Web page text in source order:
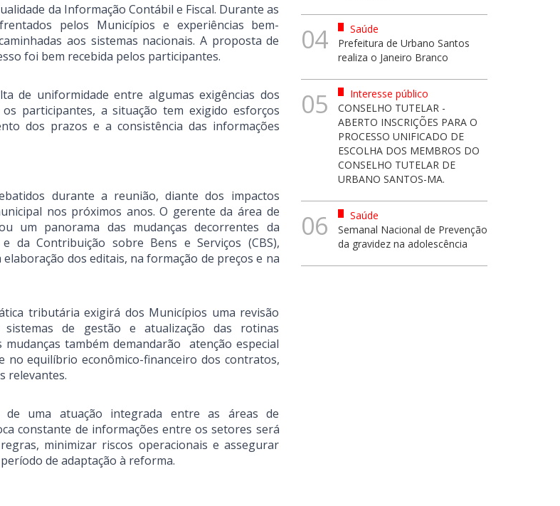
da Informação Contábil e Fiscal. Durante as
pelos Municípios e experiências bem-
aos sistemas nacionais. A proposta de
foi bem recebida pelos participantes.
de uniformidade entre algumas exigências dos
participantes, a situação tem exigido esforços
dos prazos e a consistência das informações
durante a reunião, diante dos impactos
nos próximos anos. O gerente da área de
um panorama das mudanças decorrentes da
da Contribuição sobre Bens e Serviços (CBS),
dos editais, na formação de preços e na
tributária exigirá dos Municípios uma revisão
sistemas de gestão e atualização das rotinas
também demandarão atenção especial
no equilíbrio econômico-financeiro dos contratos,
relevantes.
de uma atuação integrada entre as áreas de
constante de informações entre os setores será
minimizar riscos operacionais e assegurar
de adaptação à reforma.
04
Saúde
Prefeitura de Urbano Santos
realiza o Janeiro Branco
05
Interesse público
CONSELHO TUTELAR -
ABERTO INSCRIÇÕES PARA O
PROCESSO UNIFICADO DE
ESCOLHA DOS MEMBROS DO
CONSELHO TUTELAR DE
URBANO SANTOS-MA.
06
Saúde
Semanal Nacional de Prevenção
da gravidez na adolescência